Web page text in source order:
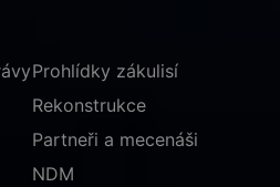
Prohlídky zákulisí
Rekonstrukce
Partneři a mecenáši
NDM